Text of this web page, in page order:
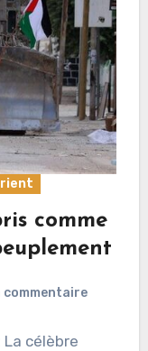
comme
commentaire
La célèbre